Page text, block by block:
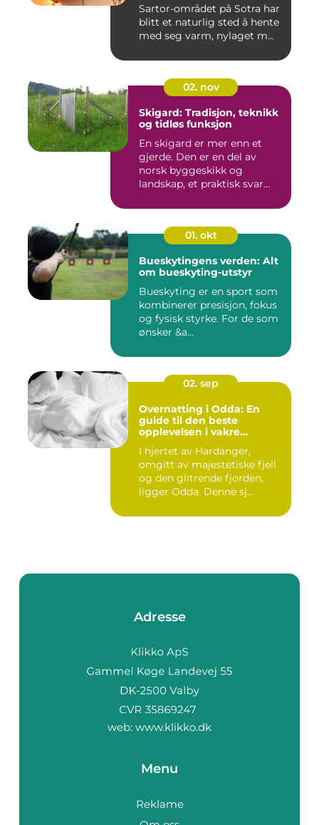
Sartor-området på Sotra har
blitt et naturlig sted å hente
med seg varm, nylaget m...
02. nov
Skigard: Tradisjon, teknikk
og tidløs funksjon
En skigard er mer enn et
gjerde. Den er en del av
norsk byggeskikk og
landskap, et praktisk svar
01. okt
Bueskytingens verden: Alt
om bueskyting-utstyr
Bueskyting er en sport som
kombinerer presisjon, fokus
og fysisk styrke. For de som
ønsker &a...
02. sep
Overnatting i Odda: En
guide til den beste
opplevelsen i vakre
I hjertet av Hardanger,
omgitt av majestetiske fjell
og den glitrende fjorden,
ligger Odda. Denne sj...
Adresse
web: www.klikko.dk
Menu
Reklame